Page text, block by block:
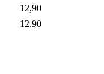
12,90
12,90